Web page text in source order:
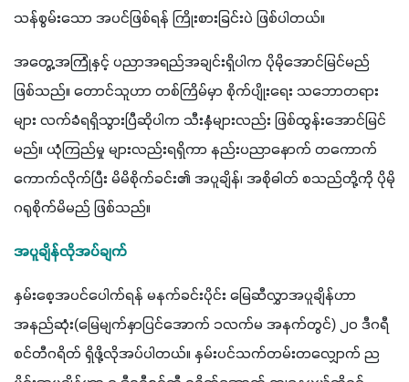
သန်စွမ်းသော အပင်ဖြစ်ရန် ကြိုးစားခြင်းပဲ ဖြစ်ပါတယ်။
အတွေ့အကြုံနှင့် ပညာအရည်အချင်းရှိပါက ပိုမိုအောင်မြင်မည်
ဖြစ်သည်။ တောင်သူဟာ တစ်ကြိမ်မှာ စိုက်ပျိုးရေး သဘောတရား
များ လက်ခံရရှိသွားပြီဆိုပါက သီးနှံများလည်း ဖြစ်ထွန်းအောင်မြင်
မည်။ ယုံကြည်မှု များလည်းရရှိကာ နည်းပညာနောက် တကောက်
ကောက်လိုက်ပြီး မိမိစိုက်ခင်း၏ အပူချိန်၊ အစိုဓါတ် စသည်တို့ကို ပိုမို
ဂရုစိုက်မိမည် ဖြစ်သည်။
အပူချိန်လိုအပ်ချက်
နှမ်းစေ့အပင်ပေါက်ရန် မနက်ခင်းပိုင်း မြေဆီလွှာအပူချိန်ဟာ
အနည်ဆုံး(မြေမျက်နှာပြင်အောက် ၁လက်မ အနက်တွင်) ၂၀ ဒီဂရီ
စင်တီဂရိတ် ရှိဖို့လိုအပ်ပါတယ်။ နှမ်းပင်သက်တမ်းတလျှောက် ည